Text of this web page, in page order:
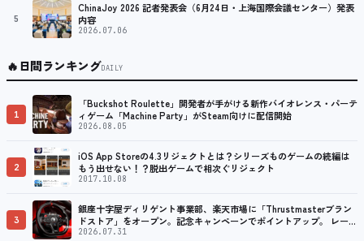
5
ChinaJoy 2026 記者発表会（6月24日・上海国際会議センター）発表
内容
2026.07.06
🔥日間ランキングDAILY
1
「Buckshot Roulette」開発者が手がける新作バイオレンス・パーテ
ィゲーム「Machine Party」がSteam向けに配信開始
2026.08.05
2
iOS App Storeの4.3リジェクトとは？シリーズものゲームの続編は
もう出せない！？脱出ゲームで相次ぐリジェクト
2017.10.08
3
銀座十字屋ディリゲント事業部、楽天市場に「Thrustmasterブラン
ドストア」をオープン。記念キャンペーンでポイントアップ。 レーシ
ング／フライトシム向けコントローラーを中心に、幅広くラインナッ
2026.07.31